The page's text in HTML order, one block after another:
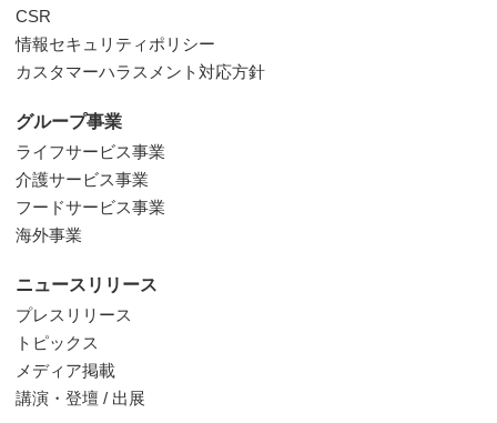
CSR
情報セキュリティポリシー
カスタマーハラスメント対応方針
グループ事業
ライフサービス事業
介護サービス事業
フードサービス事業
海外事業
ニュースリリース
プレスリリース
トピックス
メディア掲載
講演・登壇 / 出展